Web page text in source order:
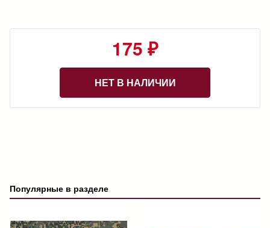
175 ₽
НЕТ В НАЛИЧИИ
Популярные в разделе